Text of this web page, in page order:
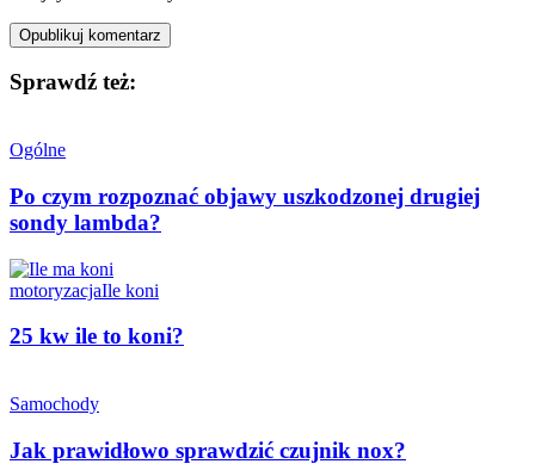
Sprawdź też:
Ogólne
Po czym rozpoznać objawy uszkodzonej drugiej
sondy lambda?
motoryzacjaIle koni
25 kw ile to koni?
Samochody
Jak prawidłowo sprawdzić czujnik nox?